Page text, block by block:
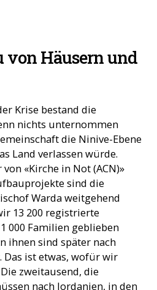
von Häusern und
Krise bestand die
nichts unternommen
die Ninive-Ebene
Land verlassen würde.
«Kirche in Not (ACN)»
sind die
Warda weitgehend
13 200 registrierte
000 Familien geblieben
ihnen sind später nach
ist etwas, wofür wir
zweitausend, die
nach Jordanien, in den